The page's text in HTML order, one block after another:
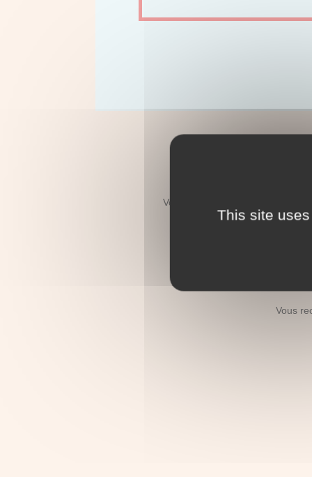
Vous recherchez le décès d'un
Vous
Vous
This site